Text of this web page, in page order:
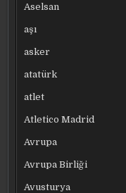
Aselsan
aşı
asker
atatürk
atlet
Atletico Madrid
Avrupa
Avrupa Birliği
Avusturya